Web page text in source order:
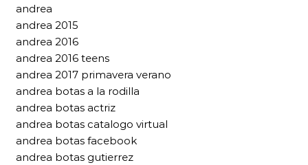
andrea
andrea 2015
andrea 2016
andrea 2016 teens
andrea 2017 primavera verano
andrea botas a la rodilla
andrea botas actriz
andrea botas catalogo virtual
andrea botas facebook
andrea botas gutierrez